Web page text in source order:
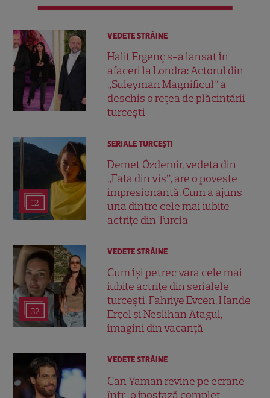
VEDETE STRĂINE
Halit Ergenç s-a lansat în
afaceri la Londra: Actorul din
„Suleyman Magnificul” a
deschis o rețea de plăcintării
turcești
12
SERIALE TURCEŞTI
Demet Özdemir, vedeta din
„Fata din vis”, are o poveste
impresionantă. Cum a ajuns
una dintre cele mai iubite
actrițe din Turcia
32
VEDETE STRĂINE
Cum își petrec vara cele mai
iubite actrițe din serialele
turcești. Fahriye Evcen, Hande
Erçel și Neslihan Atagül,
imagini din vacanță
VEDETE STRĂINE
Can Yaman revine pe ecrane
într-o ipostază complet